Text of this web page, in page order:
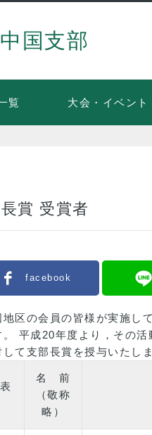
中国支部
覧 大会・イベント
賞 受賞者
facebook
区の会員の皆様が実施し
平成20年度より，その
て支部長賞を授与いたし
名 前
（敬称
略）